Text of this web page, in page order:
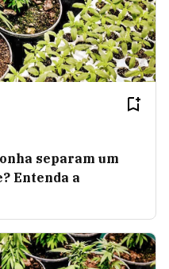
separam um
Entenda a